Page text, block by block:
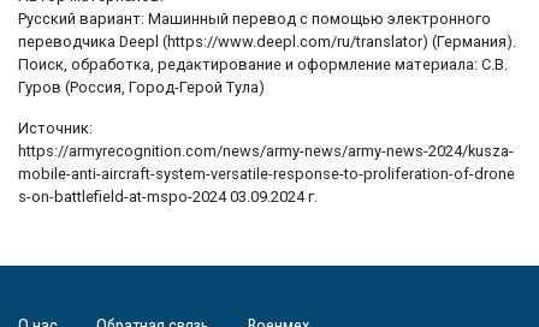
Русский вариант: Машинный перевод с помощью электронного
переводчика Deepl (https://www.deepl.com/ru/translator) (Германия).
Поиск, обработка, редактирование и оформление материала: С.В.
Гуров (Россия, Город-Герой Тула)
Источник:
https://armyrecognition.com/news/army-news/army-news-2024/kusza-
mobile-anti-aircraft-system-versatile-response-to-proliferation-of-drone
s-on-battlefield-at-mspo-2024 03.09.2024 г.